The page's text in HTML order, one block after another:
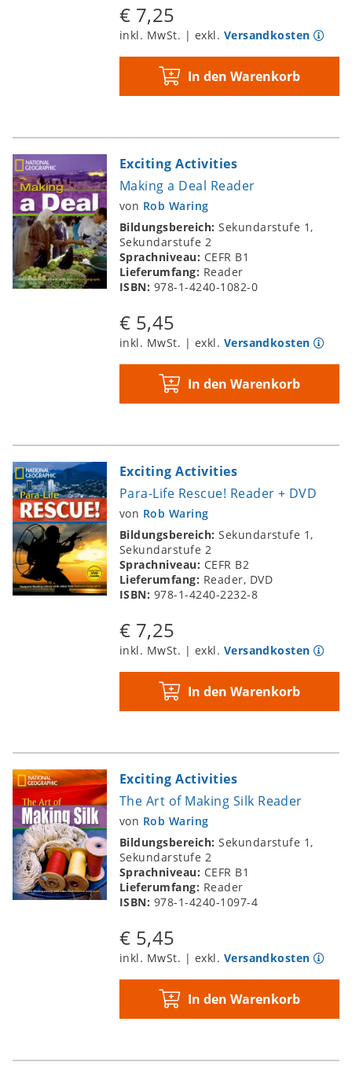
€ 7,25
inkl. MwSt. | exkl. Versandkosten
In den Warenkorb
Exciting Activities
Making a Deal Reader
von Rob Waring
Bildungsbereich:Sekundarstufe 1,
Sekundarstufe 2
Sprachniveau: CEFR B1
Lieferumfang: Reader
ISBN: 978-1-4240-1082-0
€ 5,45
inkl. MwSt. | exkl. Versandkosten
In den Warenkorb
Exciting Activities
Para-Life Rescue! Reader + DVD
von Rob Waring
Bildungsbereich:Sekundarstufe 1,
Sekundarstufe 2
Sprachniveau: CEFR B2
Lieferumfang: Reader, DVD
ISBN: 978-1-4240-2232-8
€ 7,25
inkl. MwSt. | exkl. Versandkosten
In den Warenkorb
Exciting Activities
The Art of Making Silk Reader
von Rob Waring
Bildungsbereich:Sekundarstufe 1,
Sekundarstufe 2
Sprachniveau: CEFR B1
Lieferumfang: Reader
ISBN: 978-1-4240-1097-4
€ 5,45
inkl. MwSt. | exkl. Versandkosten
In den Warenkorb